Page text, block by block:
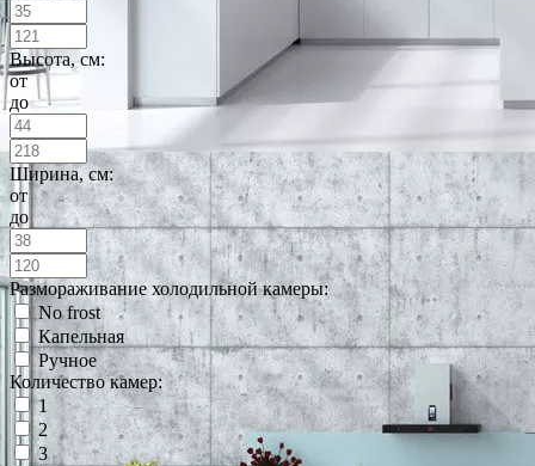
Высота, см:
от
до
Ширина, см:
от
до
Размораживание холодильной камеры:
No frost
Капельная
Ручное
Количество камер:
1
2
3